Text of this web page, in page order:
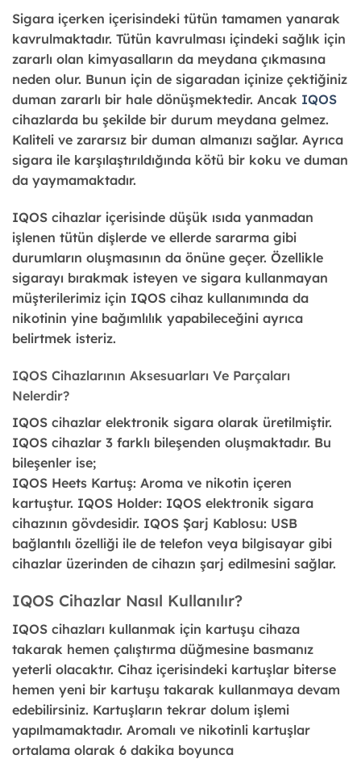
Sigara içerken içerisindeki tütün tamamen yanarak
kavrulmaktadır. Tütün kavrulması içindeki sağlık için
zararlı olan kimyasalların da meydana çıkmasına
neden olur. Bunun için de sigaradan içinize çektiğiniz
duman zararlı bir hale dönüşmektedir. Ancak IQOS
cihazlarda bu şekilde bir durum meydana gelmez.
Kaliteli ve zararsız bir duman almanızı sağlar. Ayrıca
sigara ile karşılaştırıldığında kötü bir koku ve duman
da yaymamaktadır.
IQOS cihazlar içerisinde düşük ısıda yanmadan
işlenen tütün dişlerde ve ellerde sararma gibi
durumların oluşmasının da önüne geçer. Özellikle
sigarayı bırakmak isteyen ve sigara kullanmayan
müşterilerimiz için IQOS cihaz kullanımında da
nikotinin yine bağımlılık yapabileceğini ayrıca
belirtmek isteriz.
IQOS Cihazlarının Aksesuarları Ve Parçaları
Nelerdir?
IQOS cihazlar elektronik sigara olarak üretilmiştir.
IQOS cihazlar 3 farklı bileşenden oluşmaktadır. Bu
bileşenler ise;
IQOS Heets Kartuş: Aroma ve nikotin içeren
kartuştur. IQOS Holder: IQOS elektronik sigara
cihazının gövdesidir. IQOS Şarj Kablosu: USB
bağlantılı özelliği ile de telefon veya bilgisayar gibi
cihazlar üzerinden de cihazın şarj edilmesini sağlar.
IQOS Cihazlar Nasıl Kullanılır?
IQOS cihazları kullanmak için kartuşu cihaza
takarak hemen çalıştırma düğmesine basmanız
yeterli olacaktır. Cihaz içerisindeki kartuşlar biterse
hemen yeni bir kartuşu takarak kullanmaya devam
edebilirsiniz. Kartuşların tekrar dolum işlemi
yapılmamaktadır. Aromalı ve nikotinli kartuşlar
ortalama olarak 6 dakika boyunca